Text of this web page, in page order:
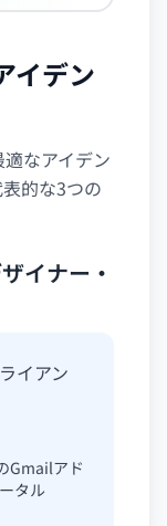
イデン
なアイデン
的な3つの
イナー・
イアン
Gmailアド
タル